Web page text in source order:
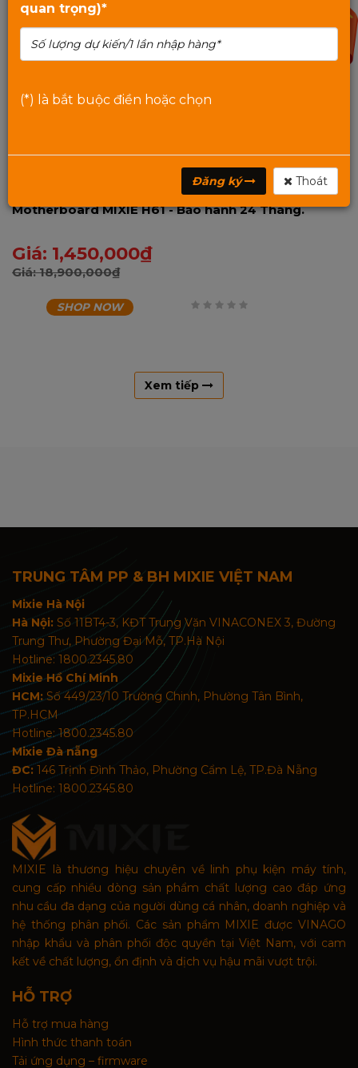
90%
Motherboard MIXIE H61 - Bảo hành 24 Tháng.
Giá: 1,450,000₫
Giá:18,900,000₫
SHOP NOW
Xem tiếp
TRUNG TÂM PP & BH MIXIE VIỆT NAM
Mixie Hà Nội
Hà Nội: Số 11BT4-3, KĐT Trung Văn VINACONEX 3, Đường
Trung Thư, Phường Đại Mỗ, TP.Hà Nội
Hotline: 1800.2345.80
Mixie Hồ Chí Minh
HCM:Số 449/23/10 Trường Chinh, Phường Tân Bình,
TP.HCM
Hotline: 1800.2345.80
Mixie Đà nẵng
ĐC: 146 Trịnh Đình Thảo, Phường Cẩm Lệ, TP.Đà Nẵng
Hotline: 1800.2345.80
MIXIE là thương hiệu chuyên về linh phụ kiện máy tính,
cung cấp nhiều dòng sản phẩm chất lượng cao đáp ứng
nhu cầu đa dạng của người dùng cá nhân, doanh nghiệp và
hệ thống phân phối. Các sản phẩm MIXIE được VINAGO
nhập khẩu và phân phối độc quyền tại Việt Nam, với cam
kết về chất lượng, ổn định và dịch vụ hậu mãi vượt trội.
HỖ TRỢ
Hỗ trợ mua hàng
Hình thức thanh toán
Tải ứng dụng – firmware
quan trọng)*
(*) là bắt buộc điền hoặc chọn
Đăng ký Thoát